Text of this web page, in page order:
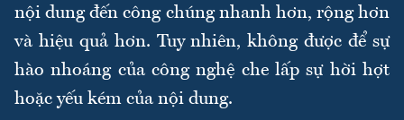
nội dung đến công chúng nhanh hơn, rộng hơn
và hiệu quả hơn. Tuy nhiên, không được để sự
hào nhoáng của công nghệ che lấp sự hời hợt
hoặc yếu kém của nội dung.